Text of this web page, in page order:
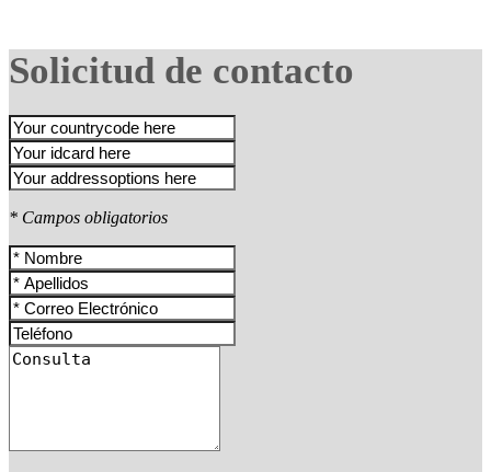
Solicitud de contacto
* Campos obligatorios